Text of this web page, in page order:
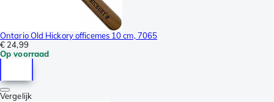
Ontario Old Hickory officemes 10 cm, 7065
€ 24,99
Op voorraad
Vergelijk